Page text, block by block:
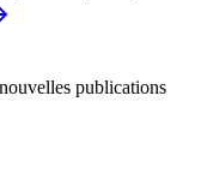
publications